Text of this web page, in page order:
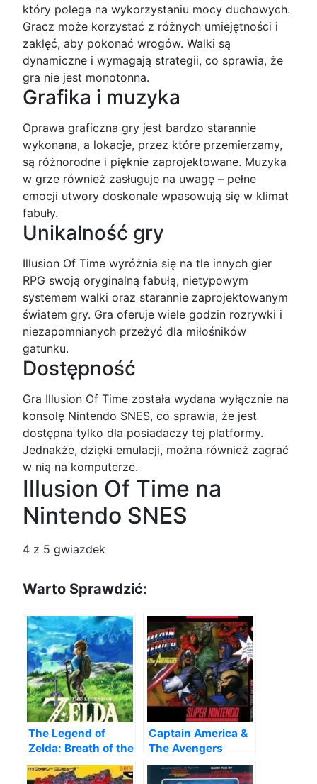
który polega na wykorzystaniu mocy duchowych.
Gracz może korzystać z różnych umiejętności i
zaklęć, aby pokonać wrogów. Walki są
dynamiczne i wymagają strategii, co sprawia, że
gra nie jest monotonna.
Grafika i muzyka
Oprawa graficzna gry jest bardzo starannie
wykonana, a lokacje, przez które przemierzamy,
są różnorodne i pięknie zaprojektowane. Muzyka
w grze również zasługuje na uwagę – pełne
emocji utwory doskonale wpasowują się w klimat
fabuły.
Unikalność gry
Illusion Of Time wyróżnia się na tle innych gier
RPG swoją oryginalną fabułą, nietypowym
systemem walki oraz starannie zaprojektowanym
światem gry. Gra oferuje wiele godzin rozrywki i
niezapomnianych przeżyć dla miłośników
gatunku.
Dostępność
Gra Illusion Of Time została wydana wyłącznie na
konsolę Nintendo SNES, co sprawia, że jest
dostępna tylko dla posiadaczy tej platformy.
Jednakże, dzięki emulacji, można również zagrać
w nią na komputerze.
Illusion Of Time na
Nintendo SNES
4 z 5 gwiazdek
Warto Sprawdzić:
The Legend of
Zelda: Breath of the
Wild
Captain America &
The Avengers